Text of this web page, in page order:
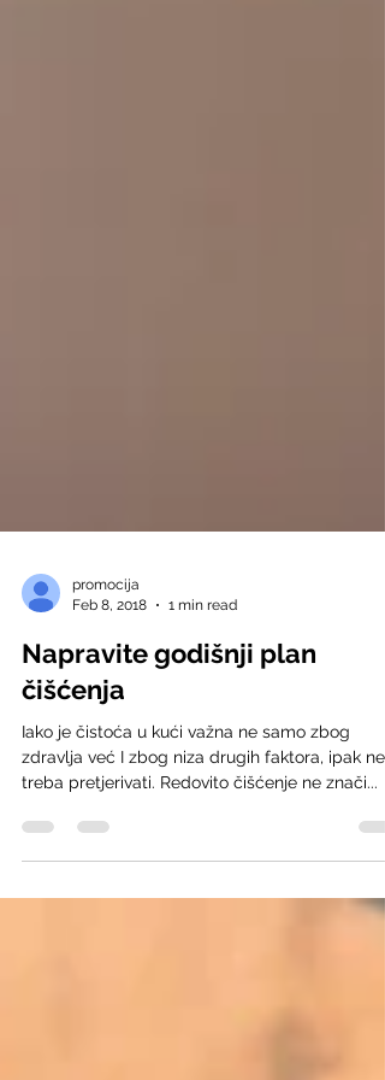
Feb 8, 2018
1 min read
Napravite godišnji plan
čišćenja
Iako je čistoća u kući važna ne samo zbog
zdravlja već I zbog niza drugih faktora, ipak ne
treba pretjerivati. Redovito čišćenje ne znači...